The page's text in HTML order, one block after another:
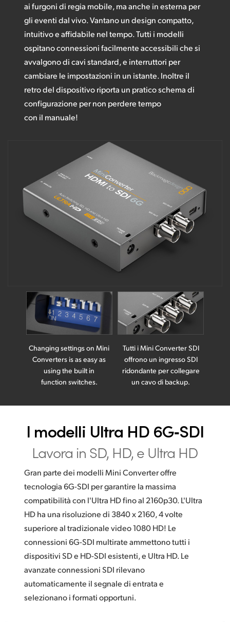
Changing settings onMini
Converters is as easy as
usingthe built in
function switches.
Tutti i Mini Converter SDI
offrono un ingresso SDI
ridondante per collegare
un cavo di backup.
ai furgoni di regia mobile, ma anche in esterna per
gli eventi dal vivo. Vantano un design compatto,
intuitivo e affidabile nel tempo. Tutti i modelli
ospitano connessioni facilmente accessibili che si
avvalgono di cavi standard, e interruttori per
cambiare le impostazioni in un istante. Inoltre il
retro del dispositivo riporta un pratico schema di
configurazione per non perdere tempo
con il manuale!
I modelli Ultra HD 6G‑SDI
Lavora in SD, HD, e Ultra HD
Gran parte dei modelli Mini Converter offre
tecnologia 6G-SDI per garantire la massima
compatibilità con l'Ultra HD fino al 2160p30. L'Ultra
HD ha una risoluzione di 3840 x 2160, 4 volte
superiore al tradizionale video 1080 HD! Le
connessioni 6G-SDI multirate ammettono tutti i
dispositivi SD e HD-SDI esistenti, e Ultra HD. Le
avanzate connessioni SDI rilevano
automaticamente il segnale di entrata e
selezionano i formati opportuni.